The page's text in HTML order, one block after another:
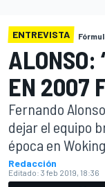
ENTREVISTA
ALONSO:
EN 2007
Fernando
dejar el equipo
época en
Redacción
Editado: 3 feb 2019, 18:36